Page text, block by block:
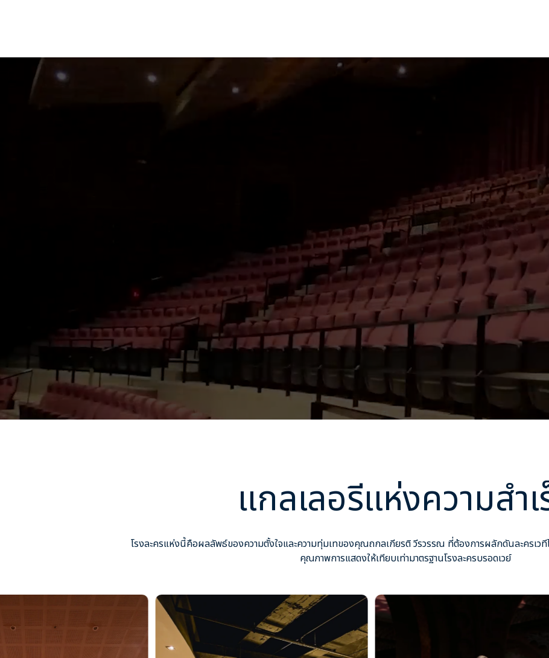
แกลเลอรีแห่งความสำเ
โรงละครแห่งนี้คือผลลัพธ์ของความตั้งใจและความทุ่มเทของคุณถกลเกียรติ วีรวรรณ ที่ต้องการผลักดันละครเวที
คุณภาพการแสดงให้เทียบเท่ามาตรฐานโรงละครบรอดเวย์